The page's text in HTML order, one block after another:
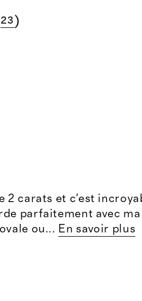
23)
2 carats et c'est
parfaitement avec ma
ou... En savoir plus